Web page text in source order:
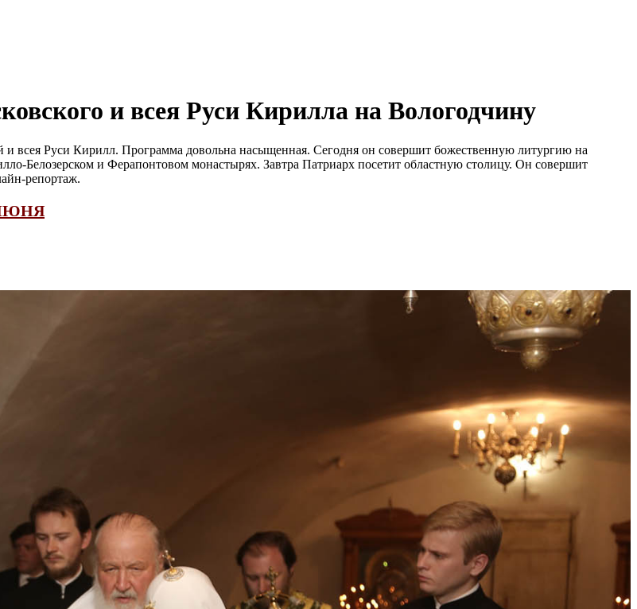
и всея Руси Кирилла на Вологодчину
всея Руси Кирилл. Программа довольна насыщенная. Сегодня он совершит божественную литургию на
Белозерском и Ферапонтовом монастырях. Завтра Патриарх посетит областную столицу. Он совершит
репортаж.